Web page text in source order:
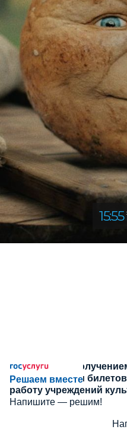
15:55
Решаем вместе
Сложности с
приобретением
работу учреждений
Напишите — решим!